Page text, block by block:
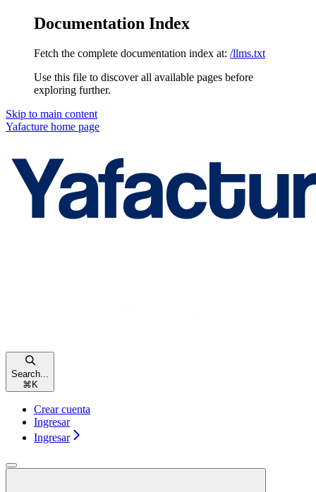
Documentation Index
Fetch the complete documentation index at: /llms.txt
Use this file to discover all available pages before
exploring further.
Skip to main content
Yafacture home page
Search...
⌘ K
Crear cuenta
Ingresar
Ingresar